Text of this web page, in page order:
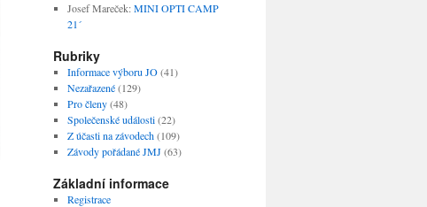
Josef Mareček:MINI OPTI CAMP
21´
Rubriky
Informace výboru JO(41)
Nezařazené(129)
Pro členy(48)
Společenské události(22)
Z účasti na závodech(109)
Závody pořádané JMJ(63)
Základní informace
Registrace